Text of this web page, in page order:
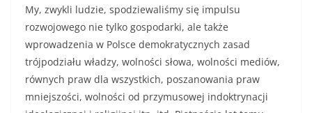
My, zwykli ludzie, spodziewaliśmy się impulsu
rozwojowego nie tylko gospodarki, ale także
wprowadzenia w Polsce demokratycznych zasad
trójpodziału władzy, wolności słowa, wolności mediów,
równych praw dla wszystkich, poszanowania praw
mniejszości, wolności od przymusowej indoktrynacji